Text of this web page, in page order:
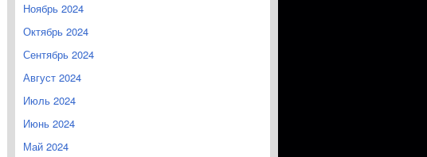
Ноябрь 2024
Октябрь 2024
Сентябрь 2024
Август 2024
Июль 2024
Июнь 2024
Май 2024